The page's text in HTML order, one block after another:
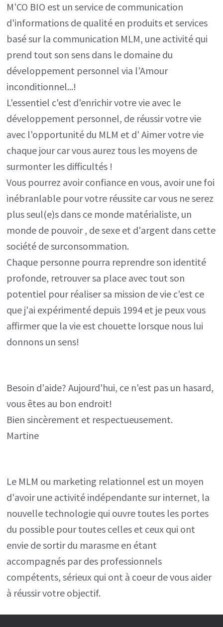
M'CO BIO est un service de communication
d'informations de qualité en produits et services
basé sur la communication MLM, une activité qui
prend tout son sens dans le domaine du
développement personnel via l'Amour
inconditionnel...!
L'essentiel c'est d'enrichir votre vie avec le
développement personnel, de réussir votre vie
avec l'opportunité du MLM et d' Aimer votre vie
chaque jour car vous aurez tous les moyens de
surmonter les difficultés !
Vous pourrez avoir confiance en vous, avoir une foi
inébranlable pour votre réussite car vous ne serez
plus seul(e)s dans ce monde matérialiste, un
monde de pouvoir , de sexe et d'argent dans cette
société de surconsommation.
Chaque personne pourra reprendre son identité
profonde, retrouver sa place avec tout son
potentiel pour réaliser sa mission de vie c'est ce
que j'ai expérimenté depuis 1994 et je peux vous
affirmer que la vie est chouette lorsque nous lui
donnons un sens!
Besoin d'aide? Aujourd'hui, ce n'est pas un hasard,
vous êtes au bon endroit!
Bien sincèrement et respectueusement.
Martine
Le MLM ou marketing relationnel est un moyen
d'avoir une activité indépendante sur internet, la
nouvelle technologie qui ouvre toutes les portes
du possible pour toutes celles et ceux qui ont
envie de sortir du marasme en étant
accompagnés par des professionnels
compétents, sérieux qui ont à coeur de vous aider
à réussir votre objectif.